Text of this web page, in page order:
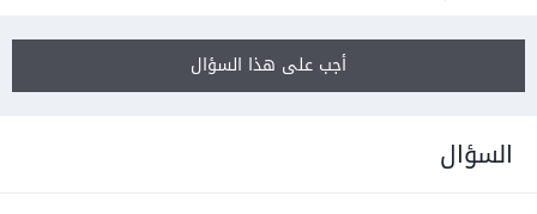
أجب على هذا السؤال
السؤال